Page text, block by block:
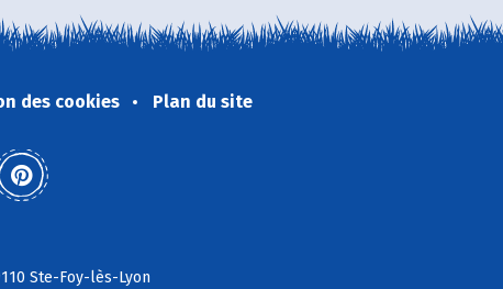
des cookies Plan du site
Ste-Foy-lès-Lyon